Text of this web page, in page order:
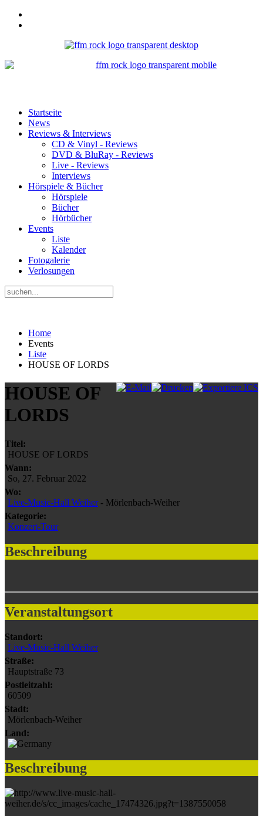
Startseite
News
Reviews & Interviews
CD & Vinyl - Reviews
DVD & BluRay - Reviews
Live - Reviews
Interviews
Hörspiele & Bücher
Hörspiele
Bücher
Hörbücher
Events
Liste
Kalender
Fotogalerie
Verlosungen
Home
Events
Liste
HOUSE OF LORDS
HOUSE OF
LORDS
Titel:
HOUSE OF LORDS
Wann:
So, 27. Februar 2022
Wo:
Live-Music-Hall Weiher- Mörlenbach-Weiher
Kategorie:
Konzert-Tour
Beschreibung
Veranstaltungsort
Standort:
Live-Music-Hall Weiher
Straße:
Hauptstraße 73
Postleitzahl:
60509
Stadt:
Mörlenbach-Weiher
Land:
Beschreibung